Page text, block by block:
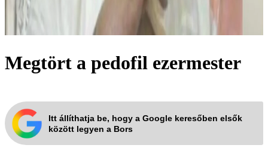
Megtört a pedofil ezermester
Itt állíthatja be, hogy a Google keresőben elsők
között legyen a Bors